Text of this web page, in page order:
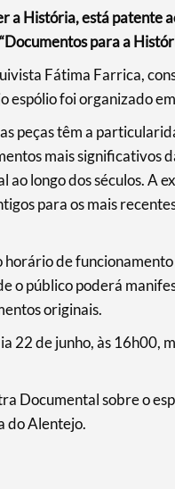
a História, está patente
para a
Fátima Farrica,
espólio foi organizado
peças têm a
mais significativos
ao longo dos séculos. A
para os mais
horário de
o público poderá
originais.
22 de junho, às 16h00,
Documental sobre o
do Alentejo.